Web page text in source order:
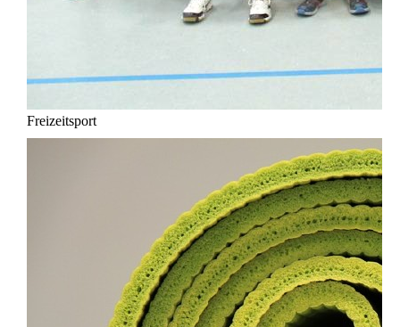
Freizeitsport